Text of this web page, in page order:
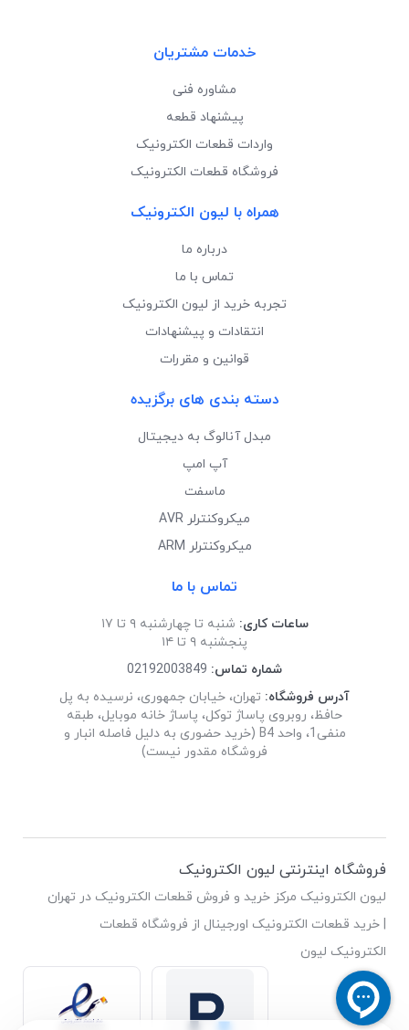
خدمات مشتریان
مشاوره فنی
پیشنهاد قطعه
واردات قطعات الکترونیک
فروشگاه قطعات الکترونیک
همراه با لیون الکترونیک
درباره ما
تماس با ما
تجربه خرید از لیون الکترونیک
انتقادات و پیشنهادات
قوانین و مقررات
دسته بندی های برگزیده
مبدل آنالوگ به دیجیتال
آپ امپ
ماسفت
میکروکنترلر AVR
میکروکنترلر ARM
تماس با ما
ساعات کاری: شنبه تا چهارشنبه ۹ تا ۱۷
پنجشنبه ۹ تا ۱۴
شماره تماس: 02192003849
آدرس فروشگاه: تهران، خیابان جمهوری، نرسیده به پل
حافظ، روبروی پاساژ توکل، پاساژ خانه موبایل، طبقه
منفی1، واحد B4 (خرید حضوری به دلیل فاصله انبار و
فروشگاه مقدور نیست)
فروشگاه اینترنتی لیون الکترونیک
لیون الکترونیک مرکز خرید و فروش قطعات الکترونیک در تهران
| خرید قطعات الکترونیک اورجینال از فروشگاه قطعات
الکترونیک لیون